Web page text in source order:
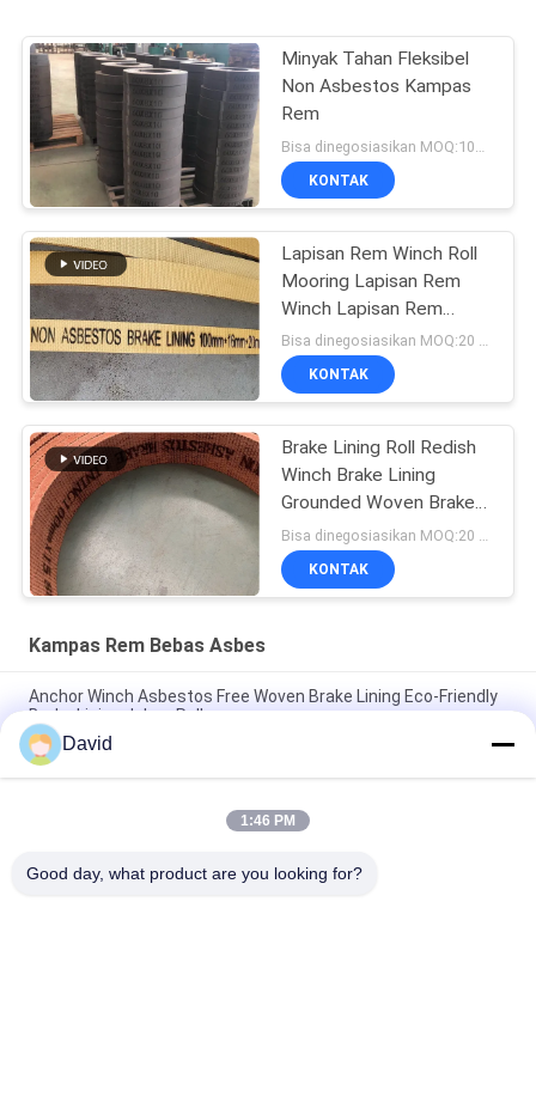
Minyak Tahan Fleksibel
Non Asbestos Kampas
Rem
KONTAK
Lapisan Rem Winch Roll
Mooring Lapisan Rem
Winch Lapisan Rem
Tenun Non Asbes
Bisa dinegosiasikan MOQ:20 gulungan
KONTAK
Brake Lining Roll Redish
Winch Brake Lining
Grounded Woven Brake
Lining
Bisa dinegosiasikan MOQ:20 gulungan
KONTAK
Kampas Rem Bebas Asbes
Anchor Winch Asbestos Free Woven Brake Lining Eco-Friendly
Brake Lining dalam Roll
Windlass Sugar Mill Asbestos Free Brake Lining Untuk Mesin
Konstruksi
Fleksibel bahan gesekan industri Asbes bebas rem lapisan roll
David
1:46 PM
Good day, what product are you looking for?